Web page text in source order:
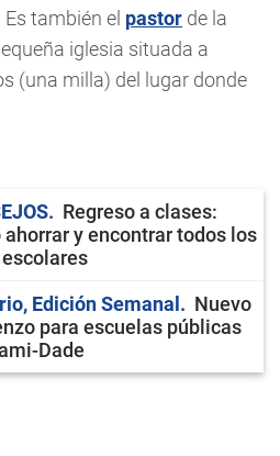
también el pastor de la
iglesia situada a
(una milla) del lugar donde
Regreso a clases:
ahorrar y encontrar todos los
Edición Semanal
Nuevo
para escuelas públicas
Dade